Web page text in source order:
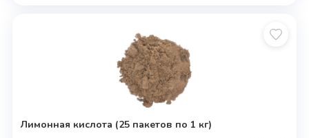
Лимонная кислота (25 пакетов по 1 кг)